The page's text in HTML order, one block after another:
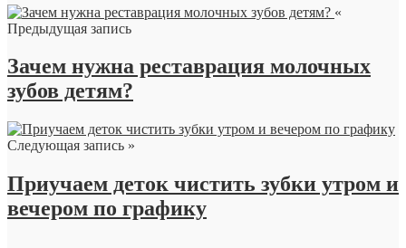
«
Предыдущая запись
Зачем нужна реставрация молочных
зубов детям?
Следующая запись »
Приучаем деток чистить зубки утром и
вечером по графику